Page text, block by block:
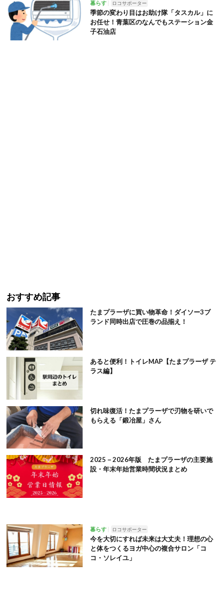
暮らす ロコサポーター
季節の変わり目はお助け隊「タスカル」に
お任せ！青葉区のなんでもステーション金
子石油店
おすすめ記事
たまプラーザに買い物革命！ダイソー3ブ
ランド同時出店で圧巻の品揃え！
あると便利！トイレMAP【たまプラーザ テ
ラス編】
切れ味復活！たまプラーザで刃物を研いで
もらえる「鍛冶屋」さん
2025－2026年版 たまプラーザの主要施
設・年末年始営業時間状況まとめ
暮らす ロコサポーター
今を大切にすれば未来は大丈夫！理想の心
と体をつくるヨガ中心の複合サロン「コ
コ・ソレイユ」